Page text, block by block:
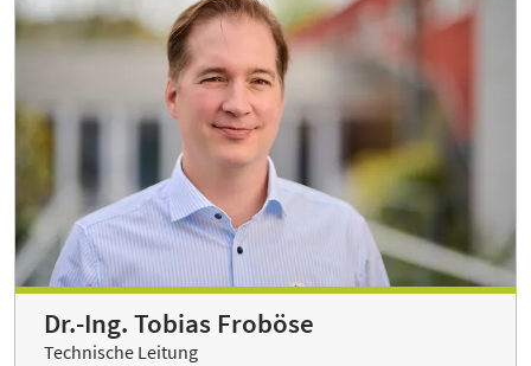
Dr.-Ing. Tobias Froböse
Technische Leitung